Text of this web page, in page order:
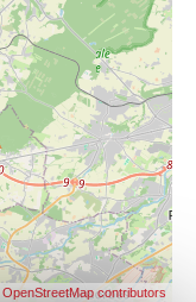
OpenStreetMap contributors